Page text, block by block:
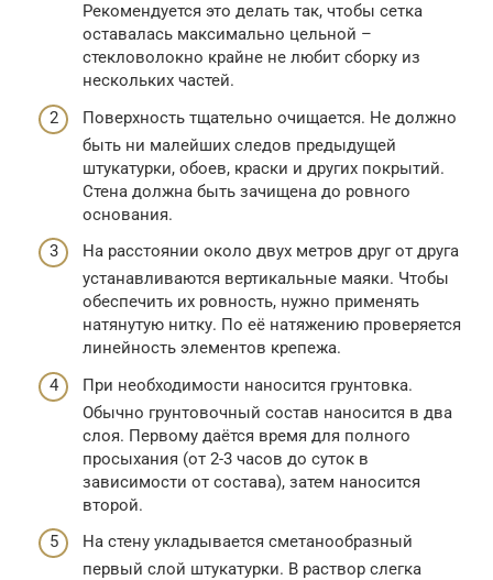
Рекомендуется это делать так, чтобы сетка
оставалась максимально цельной –
стекловолокно крайне не любит сборку из
нескольких частей.
Поверхность тщательно очищается. Не должно
быть ни малейших следов предыдущей
штукатурки, обоев, краски и других покрытий.
Стена должна быть зачищена до ровного
основания.
На расстоянии около двух метров друг от друга
устанавливаются вертикальные маяки. Чтобы
обеспечить их ровность, нужно применять
натянутую нитку. По её натяжению проверяется
линейность элементов крепежа.
При необходимости наносится грунтовка.
Обычно грунтовочный состав наносится в два
слоя. Первому даётся время для полного
просыхания (от 2-3 часов до суток в
зависимости от состава), затем наносится
второй.
На стену укладывается сметанообразный
первый слой штукатурки. В раствор слегка